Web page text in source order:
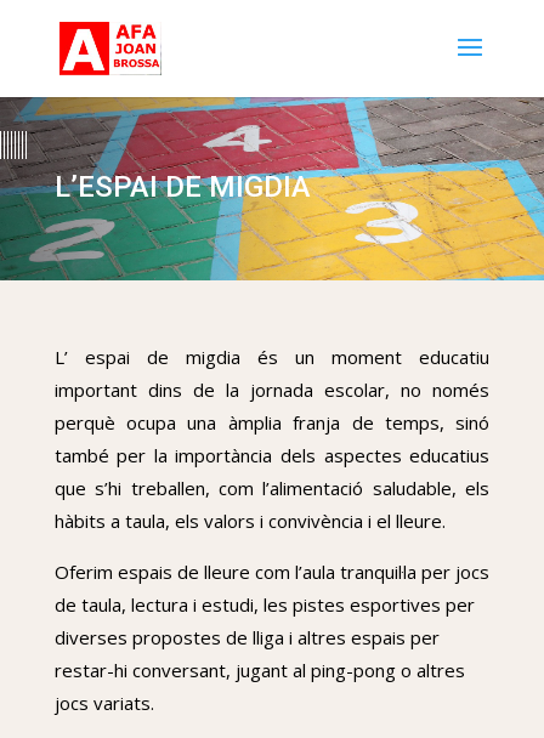
L’ESPAI DE MIGDIA
L’ espai de migdia és un moment educatiu
important dins de la jornada escolar, no només
perquè ocupa una àmplia franja de temps, sinó
també per la importància dels aspectes educatius
que s’hi treballen, com l’alimentació saludable, els
hàbits a taula, els valors i convivència i el lleure.
Oferim espais de lleure com l’aula tranquil·la per jocs
de taula, lectura i estudi, les pistes esportives per
diverses propostes de lliga i altres espais per
restar-hi conversant, jugant al ping-pong o altres
jocs variats.